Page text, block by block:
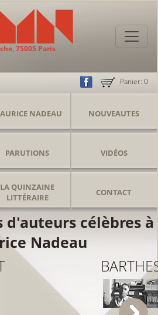
75005 Paris
Panier: 0
NADEAU NOUVEAUTES
PARUTIONS VIDÉOS
LA QUINZAINE
LITTÉRAIRE
CONTACT
célèbres à
Nadeau
Voir